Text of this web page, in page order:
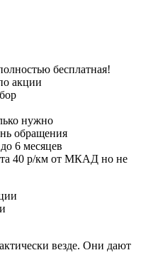
бесплатная!
акции
нужно
обращения
6 месяцев
40 р/км от МКАД но не
везде. Они дают